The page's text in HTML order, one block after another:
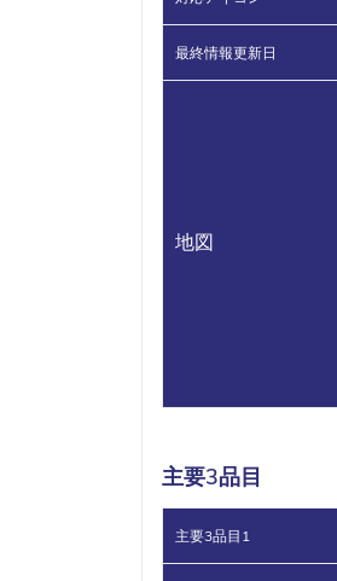
最終情報更新日
地図
主要3品目
主要3品目1